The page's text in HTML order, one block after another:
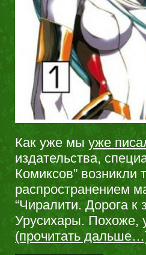
Как уже мы уже
издательства,
Комиксов”
распространением
“Чиралити. Дорога к
Урусихары. Похоже,
(прочитать